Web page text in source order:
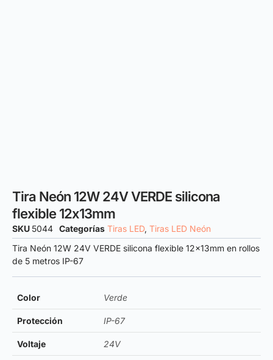
Tira Neón 12W 24V VERDE silicona
flexible 12x13mm
SKU 5044 Categorías Tiras LED, Tiras LED Neón
Tira Neón 12W 24V VERDE silicona flexible 12x13mm en rollos
de 5 metros IP-67
Color Verde
Protección IP-67
Voltaje 24V